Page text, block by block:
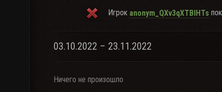
Игрок anonym_QXv3qXTBlHTs
03.10.2022 – 23.11.2022
Ничего не произошло